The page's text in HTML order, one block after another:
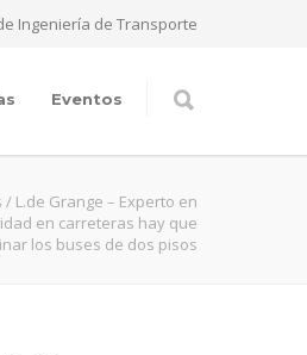
Ingeniería de Transporte
Eventos
/ L.de Grange – Experto en
en carreteras hay que
los buses de dos pisos